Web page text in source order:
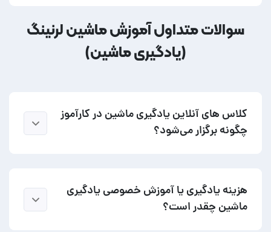
سوالات متداول آموزش ماشین لرنینگ
(یادگیری ماشین)
کلاس های آنلاین یادگیری ماشین در کارآموز
چگونه برگزار می‌شود؟
هزینه یادگیری یا آموزش خصوصی یادگیری
ماشین چقدر است؟